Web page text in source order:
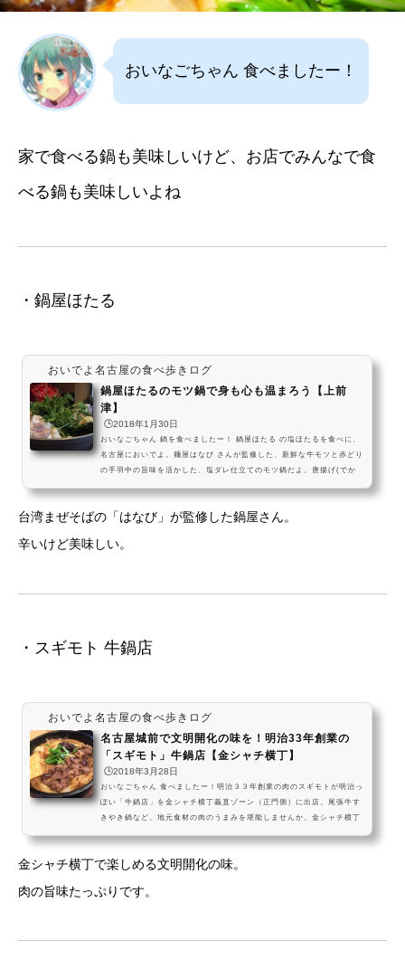
おいなごちゃん 食べましたー！
家で食べる鍋も美味しいけど、お店でみんなで食
べる鍋も美味しいよね
・鍋屋ほたる
おいでよ名古屋の食べ歩きログ
鍋屋ほたるのモツ鍋で身も心も温まろう【上前
津】
🕒️2018年1月30日
おいなごちゃん 鍋を食べましたー！ 鍋屋ほたる の塩ほたるを食べに、
名古屋においでよ。麺屋はなび さんが監修した、新鮮な牛モツと赤どり
の手羽中の旨味を活かした、塩ダレ仕立てのモツ鍋だよ。唐揚げ(でか
日 鍋屋ほたるは、名古屋市営地下鉄上前津駅から少し歩いた場所にあ
塩だれもつ鍋が楽しめ...
台湾まぜそばの「はなび」が監修した鍋屋さん。
辛いけど美味しい。
・スギモト 牛鍋店
おいでよ名古屋の食べ歩きログ
名古屋城前で文明開化の味を！明治33年創業の
「スギモト」牛鍋店【金シャチ横丁】
🕒️2018年3月28日
おいなごちゃん 食べましたー！明治３３年創業の肉のスギモトが明治っ
ぽい「牛鍋店」を金シャチ横丁義直ゾーン（正門側）に出店。尾張牛す
きやき鍋など、地元食材の肉のうまみを堪能しませんか。金シャチ横丁
実しているから、食べ歩きも楽しんでねー！ #飯テロ pic.twitter.com/0
丁がオープンする、名古屋においでよ。義直...
金シャチ横丁で楽しめる文明開化の味。
肉の旨味たっぷりです。